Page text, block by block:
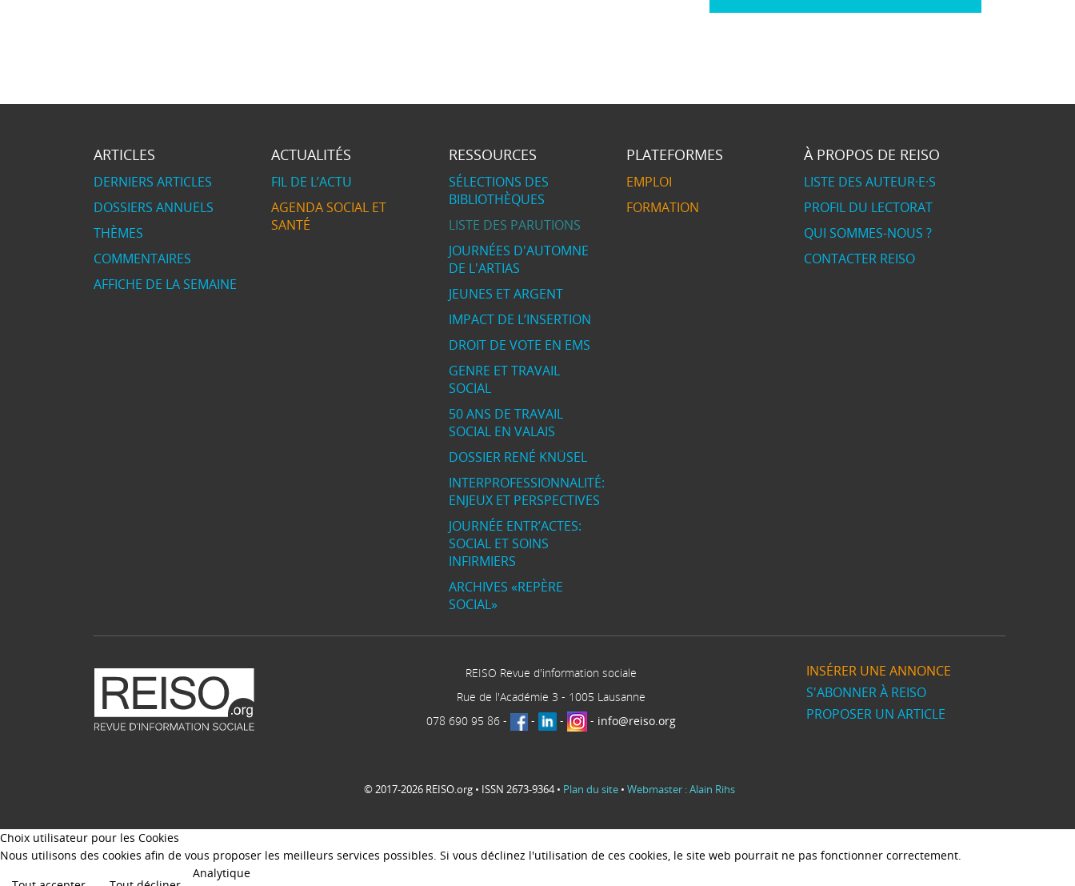
ARTICLES
DERNIERS ARTICLES
DOSSIERS ANNUELS
THÈMES
COMMENTAIRES
AFFICHE DE LA SEMAINE
ACTUALITÉS
FIL DE L’ACTU
AGENDA SOCIAL ET
SANTÉ
RESSOURCES
SÉLECTIONS DES
BIBLIOTHÈQUES
LISTE DES PARUTIONS
JOURNÉES D'AUTOMNE
DE L'ARTIAS
JEUNES ET ARGENT
IMPACT DE L’INSERTION
DROIT DE VOTE EN EMS
GENRE ET TRAVAIL
SOCIAL
50 ANS DE TRAVAIL
SOCIAL EN VALAIS
DOSSIER RENÉ KNÜSEL
INTERPROFESSIONNALITÉ:
ENJEUX ET PERSPECTIVES
JOURNÉE ENTR’ACTES:
SOCIAL ET SOINS
INFIRMIERS
ARCHIVES «REPÈRE
SOCIAL»
PLATEFORMES
EMPLOI
FORMATION
À PROPOS DE REISO
LISTE DES AUTEUR·E·S
PROFIL DU LECTORAT
QUI SOMMES-NOUS ?
CONTACTER REISO
REISO Revue d'information sociale
Rue de l'Académie 3 - 1005 Lausanne
078 690 95 86 - - - - info@reiso.org
INSÉRER UNE ANNONCE
S'ABONNER À REISO
PROPOSER UN ARTICLE
© 2017-2026 REISO.org • ISSN 2673-9364 • Plan du site • Webmaster : Alain Rihs
Choix utilisateur pour les Cookies
Nous utilisons des cookies afin de vous proposer les meilleurs services possibles. Si vous déclinez l'utilisation de ces cookies, le site web pourrait ne pas fonctionner correctement.
Analytique